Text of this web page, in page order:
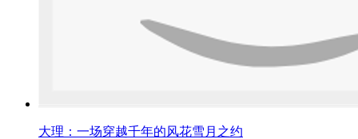
大理：一场穿越千年的风花雪月之约